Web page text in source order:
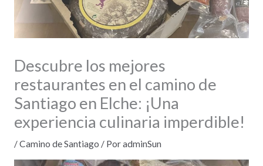
Descubre los mejores
restaurantes en el camino de
Santiago en Elche: ¡Una
experiencia culinaria imperdible!
/Camino de Santiago / PoradminSun